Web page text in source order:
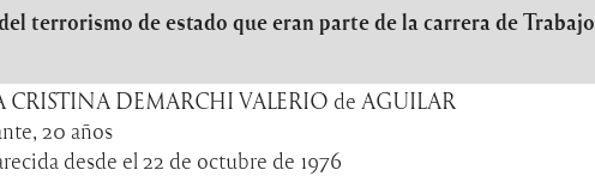
terrorismo de estado que eran parte de la carrera de Trabajo
CRISTINA DEMARCHI VALERIO de AGUILAR
20 años
desde el 22 de octubre de 1976